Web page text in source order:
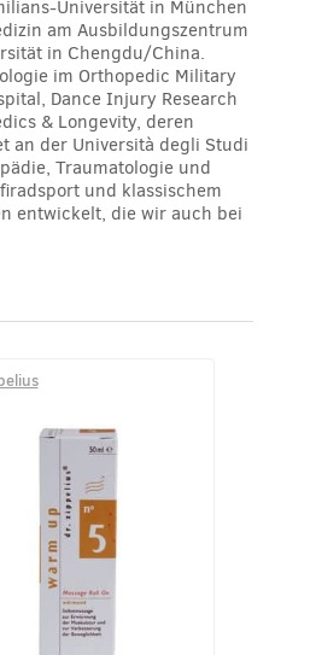
Universität in München
am Ausbildungszentrum
in Chengdu/China.
im Orthopedic Military
Dance Injury Research
& Longevity, deren
an der Università degli Studi
Traumatologie und
und klassischem
entwickelt, die wir auch bei